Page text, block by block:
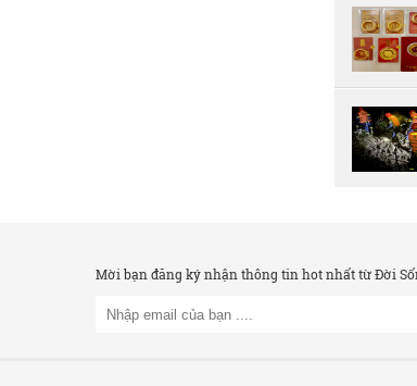
Mời bạn đăng ký nhận thông tin hot nhất từ Đời